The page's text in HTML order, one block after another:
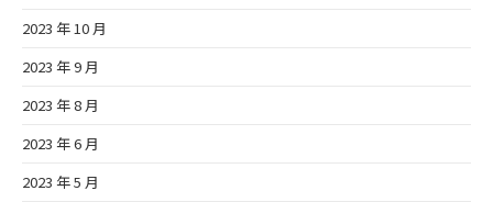
2023 年 10 月
2023 年 9 月
2023 年 8 月
2023 年 6 月
2023 年 5 月